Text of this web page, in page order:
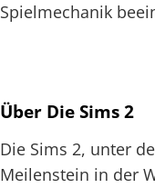
Spielmechanik
Über Die Sims 2
Die Sims 2, unter
Meilenstein in der